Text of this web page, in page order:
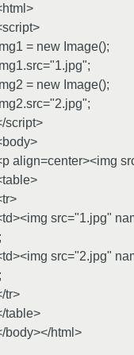
= new Image();
= new Image();
script>
align=center><img
src="1.jpg"
src="2.jpg"
tr>
table>
body></html>